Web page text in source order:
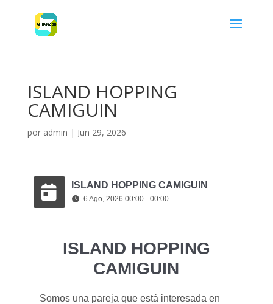
ISLAND HOPPING
CAMIGUIN
por admin | Jun 29, 2026
ISLAND HOPPING CAMIGUIN
6 Ago, 2026 00:00 - 00:00
ISLAND HOPPING
CAMIGUIN
Somos una pareja que está interesada en